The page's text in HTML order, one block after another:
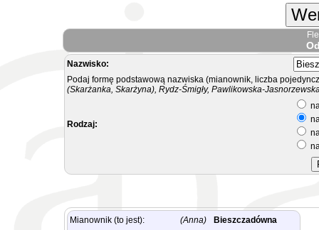
Nazwisko:
Podaj formę podstawową nazwiska (mianownik, liczba
(Skarżanka, Skarżyna), Rydz-Śmigły, Pawlikowska-
Rodzaj:
Mianownik (to jest): (Anna)
Bieszczadówna